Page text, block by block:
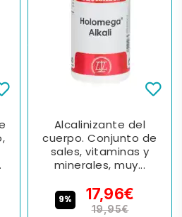
Alcalinizante del
cuerpo. Conjunto de
sales, vitaminas y
minerales, muy...
9% 17,96€
19,95€